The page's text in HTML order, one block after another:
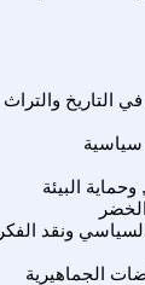
التاريخ والتراث
سياسية
البيئة
السياسي ونقد الفكر
الجماهيرية